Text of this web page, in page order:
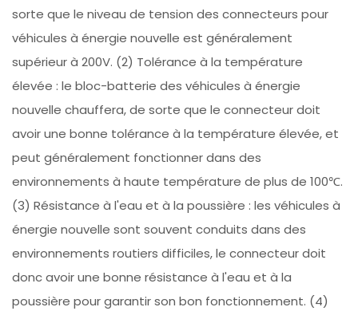
sorte que le niveau de tension des connecteurs pour
véhicules à énergie nouvelle est généralement
supérieur à 200V. (2) Tolérance à la température
élevée : le bloc-batterie des véhicules à énergie
nouvelle chauffera, de sorte que le connecteur doit
avoir une bonne tolérance à la température élevée, et
peut généralement fonctionner dans des
environnements à haute température de plus de 100℃.
(3) Résistance à l'eau et à la poussière : les véhicules à
énergie nouvelle sont souvent conduits dans des
environnements routiers difficiles, le connecteur doit
donc avoir une bonne résistance à l'eau et à la
poussière pour garantir son bon fonctionnement. (4)